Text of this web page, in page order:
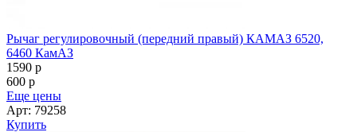
Рычаг регулировочный (передний правый) КАМАЗ 6520,
6460 КамАЗ
1590 p
600 p
Еще цены
Арт: 79258
Купить